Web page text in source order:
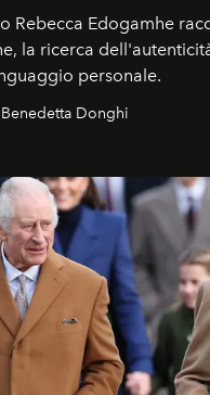
Rebecca Edogamhe
la ricerca
personale.
Donghi